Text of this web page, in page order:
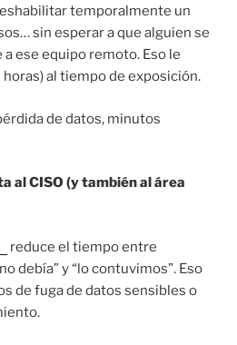
temporalmente un
sin esperar a que alguien se
ese equipo remoto. Eso le
al tiempo de exposición.
de datos, minutos
al CISO (y también al área
reduce el tiempo entre
debía” y “lo contuvimos”. Eso
de fuga de datos sensibles o